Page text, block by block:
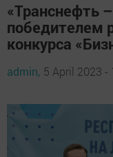
«Транснефть
победителем
конкурса
admin, 5 April 2023 -